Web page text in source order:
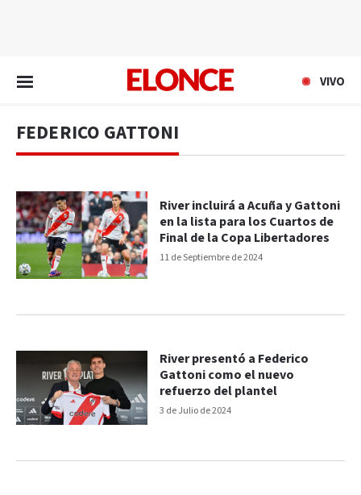
VIVO
FEDERICO GATTONI
11 de Septiembre de 2024
River incluirá a Acuña y Gattoni
en la lista para los Cuartos de
Final de la Copa Libertadores
3 de Julio de 2024
River presentó a Federico
Gattoni como el nuevo
refuerzo del plantel